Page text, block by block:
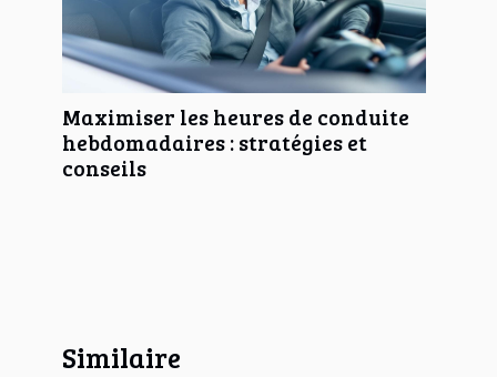
Maximiser les heures de conduite
hebdomadaires : stratégies et
conseils
Similaire